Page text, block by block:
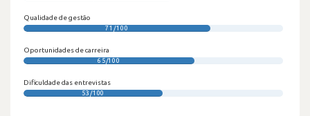
Qualidade de gestão
71/100
Oportunidades de carreira
65/100
Dificuldade das entrevistas
53/100